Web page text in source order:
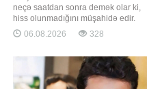
neçə saatdan sonra demək olar ki,
hiss olunmadığını müşahidə edir.
Çox vaxt bunun səbəbinin ətirin
keyfiyyəti və ya istehsalçısı olduğu
sahəsinin mütəxəssisləri bildirirlər
ki, qoxunun qalıcılığı böyük ölçüdə
onun necə tətbiq edilməsində
06.08.2026 328